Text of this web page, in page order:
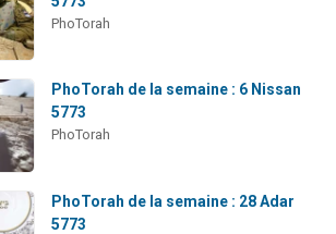
Ariel vient de donner son Maasser
Il reste 49 places pour étudier en groupe sur Zoom
Eva vient de donner son Maasser
PhoTorah
PhoTorah de la semaine : 6 Nissan
5773
PhoTorah
PhoTorah de la semaine : 28 Adar
5773